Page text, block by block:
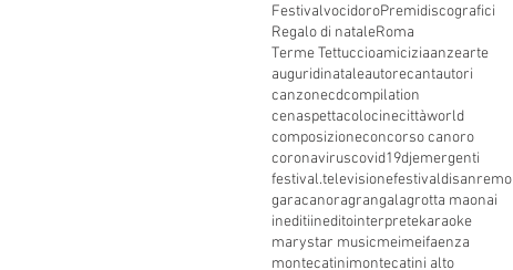
FestivalvocidoroPremidiscografici
Regalo di nataleRoma
Terme Tettuccioamiciziaanzearte
auguridinataleautorecantautori
canzonecdcompilation
cenaspettacolocinecittàworld
composizioneconcorso canoro
coronaviruscovid19djemergenti
festival.televisionefestivaldisanremo
garacanoragrangalagrotta maonai
ineditiineditointerpretekaraoke
marystar musicmeimeifaenza
montecatinimontecatini alto